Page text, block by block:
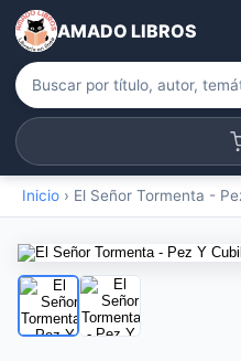
AMADO LIBROS
Inicio › El Señor Tormenta -